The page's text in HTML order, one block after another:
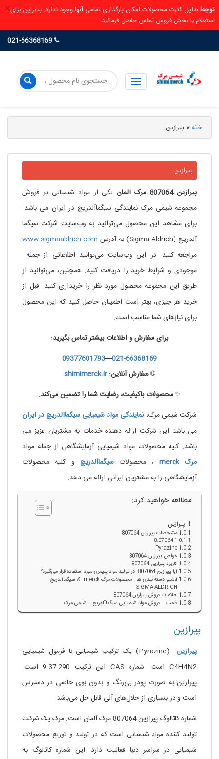
× توجه!بدلیل کثرت محصولات امکان بارگذاری تمامی آنها وجود ندارد. بنابراین برای
استعلام با بخش فروش تماس حاصل فرمائید.
خانه» پیرازین
پیرازین
پیرازین 807064 مرک آلمان یکی از مواد شیمیایی پر فروش
مجموعه شیمی مرک نمایندگی سیگماآلدریچ در ایران می باشد.
برای مشاهد این محصول می‌توانید به وب‌سایت شرکت سیگما
آلدریچ (Sigma-Aldrich) به آدرس
www.sigmaaldrich.com
مراجعه کنید. در این وب‌سایت می‌توانید اطلاعاتی از جمله
موجودی و شرایط خرید را دریافت کنید. همچنین، می‌توانید از
طریق این مجموعه محصول مورد نظر را خریداری کنید. قبل از
خرید هر چیزی، بهتر است اطمینان حاصل کنید که این محصول
برای نیازهای شما مناسب است.
برای سفارش و اطلاعات بیشتر تماس بگیرید:
021-66368169
—
09377601793
🌐سفارش آنلاین: shimimerck.ir
✨محصولات باکیفیت، رضایت شما را تضمین می‌کند.
شرکت شیمی مرک،نمایندگی مواد شیمیایی سیگماآلدریچ در ایران
می باشد این شرکت ارائه دهنده خدمات به مشتریان عزیز می
باشد. کلیه محصولات مواد شیمیایی آزمایشگاهی از جمله مواد
مرک merck ، محصولاتسیگماآلدریچ و کلیه محصولات
آزمایشگاهی را به مشتریان ایرانی ارائه می دهد.
مطالعه خواهید کرد:
پیرازین
مشخصات پیرازین 807064
8.07064
Pyrazine
خواص پیرازین 807064
کاربرد پیرازین 807064
آیا پیرازین 807064 در تولید مواد پلیمری مورد استفاده قرار می‌گیرد؟
آرشيو دسته بندي ها : محصولات مرک merck & سيگماآلدريچ
SIGMA ALDRICH
اطلاعات فروش پیرازین 807064
قیمت – فروش مواد شیمیایی سیگماآلدریچ – شیمی مرک
پیرازین
پیرازین
(Pyrazine) یک ترکیب شیمیایی با فرمول شیمیایی
C4H4N2 است. شماره CAS این ترکیب 290-37-9 است.
پیرازین به صورت پودر بی‌رنگ و بدون بوی خاصی در دسترس
است و در بسیاری از حلال‌های آلی قابل حل می‌باشد.
شماره کاتالوگ پیرازین 807064 مرک آلمان است. مرک یک شرکت
تولید کننده مواد شیمیایی است که در تولید و توزیع محصولات
شیمیایی در سراسر دنیا فعالیت دارد. این شماره کاتالوگ به